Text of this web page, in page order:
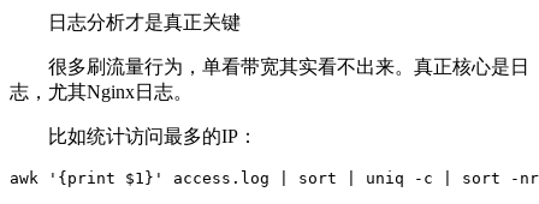
日志分析才是真正关键
很多刷流量行为，单看带宽其实看不出来。真正核心是日
志，尤其Nginx日志。
比如统计访问最多的IP：
awk '{print $1}' access.log | sort | uniq -c | sort -nr